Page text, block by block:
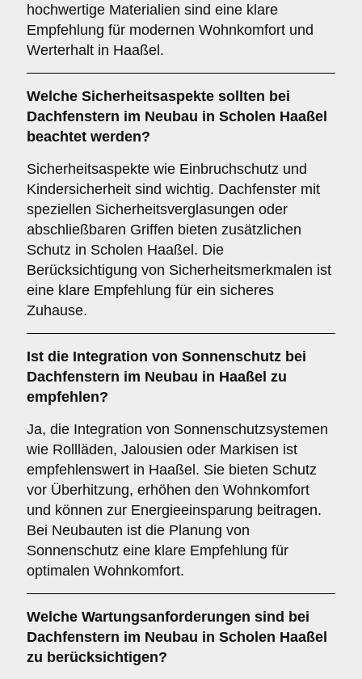
hochwertige Materialien sind eine klare
Empfehlung für modernen Wohnkomfort und
Werterhalt in Haaßel.
Welche Sicherheitsaspekte sollten bei
Dachfenstern im Neubau in Scholen Haaßel
beachtet werden?
Sicherheitsaspekte wie Einbruchschutz und
Kindersicherheit sind wichtig. Dachfenster mit
speziellen Sicherheitsverglasungen oder
abschließbaren Griffen bieten zusätzlichen
Schutz in Scholen Haaßel. Die
Berücksichtigung von Sicherheitsmerkmalen ist
eine klare Empfehlung für ein sicheres
Zuhause.
Ist die Integration von Sonnenschutz bei
Dachfenstern im Neubau in Haaßel zu
empfehlen?
Ja, die Integration von Sonnenschutzsystemen
wie Rollläden, Jalousien oder Markisen ist
empfehlenswert in Haaßel. Sie bieten Schutz
vor Überhitzung, erhöhen den Wohnkomfort
und können zur Energieeinsparung beitragen.
Bei Neubauten ist die Planung von
Sonnenschutz eine klare Empfehlung für
optimalen Wohnkomfort.
Welche Wartungsanforderungen sind bei
Dachfenstern im Neubau in Scholen Haaßel
zu berücksichtigen?